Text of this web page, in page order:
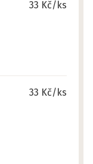
33 Kč/ks
33 Kč/ks